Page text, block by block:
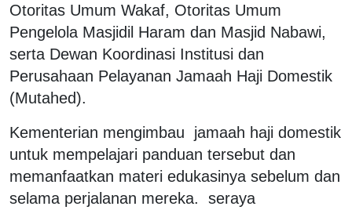
Otoritas Umum Wakaf, Otoritas Umum
Pengelola Masjidil Haram dan Masjid Nabawi,
serta Dewan Koordinasi Institusi dan
Perusahaan Pelayanan Jamaah Haji Domestik
(Mutahed).
Kementerian mengimbau jamaah haji domestik
untuk mempelajari panduan tersebut dan
memanfaatkan materi edukasinya sebelum dan
selama perjalanan mereka. seraya